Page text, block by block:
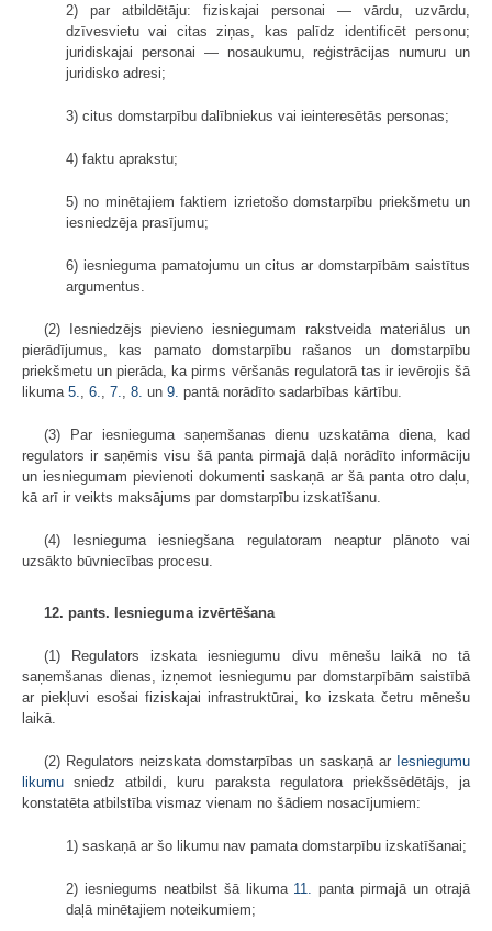
2) par atbildētāju: fiziskajai personai — vārdu, uzvārdu,
dzīvesvietu vai citas ziņas, kas palīdz identificēt personu;
juridiskajai personai — nosaukumu, reģistrācijas numuru un
juridisko adresi;
3) citus domstarpību dalībniekus vai ieinteresētās personas;
4) faktu aprakstu;
5) no minētajiem faktiem izrietošo domstarpību priekšmetu un
iesniedzēja prasījumu;
6) iesnieguma pamatojumu un citus ar domstarpībām saistītus
argumentus.
(2) Iesniedzējs pievieno iesniegumam rakstveida materiālus un
pierādījumus, kas pamato domstarpību rašanos un domstarpību
priekšmetu un pierāda, ka pirms vēršanās regulatorā tas ir ievērojis šā
likuma 5. 6. 7. 8. un 9. pantā norādīto sadarbības kārtību.
(3) Par iesnieguma saņemšanas dienu uzskatāma diena, kad
regulators ir saņēmis visu šā panta pirmajā daļā norādīto informāciju
un iesniegumam pievienoti dokumenti saskaņā ar šā panta otro daļu,
kā arī ir veikts maksājums par domstarpību izskatīšanu.
(4) Iesnieguma iesniegšana regulatoram neaptur plānoto vai
uzsākto būvniecības procesu.
12. pants. Iesnieguma izvērtēšana
(1) Regulators izskata iesniegumu divu mēnešu laikā no tā
saņemšanas dienas, izņemot iesniegumu par domstarpībām saistībā
ar piekļuvi esošai fiziskajai infrastruktūrai, ko izskata četru mēnešu
laikā.
(2) Regulators neizskata domstarpības un saskaņā ar Iesniegumu
likumu sniedz atbildi, kuru paraksta regulatora priekšsēdētājs, ja
konstatēta atbilstība vismaz vienam no šādiem nosacījumiem:
1) saskaņā ar šo likumu nav pamata domstarpību izskatīšanai;
2) iesniegums neatbilst šā likuma 11.
panta pirmajā un otrajā
daļā minētajiem noteikumiem;